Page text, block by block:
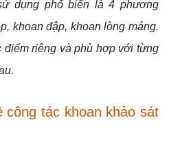
dụng phổ biến là 4 phương
khoan đập, khoan lòng máng.
riêng và phù hợp với từng
công tác khoan khảo sát